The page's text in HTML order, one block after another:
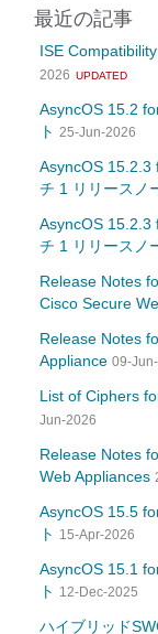
最近の記事
ISE
2026 UPDATED
AsyncOS 15.2
ト 25-Jun-2026
AsyncOS 15.2.3
チ 1 リリースノ
AsyncOS 15.2.3
チ 1 リリースノ
Release Notes
Cisco Secure
Release Notes
Appliance 09-
List of Ciphers
Jun-2026
Release Notes
Web Appliances
AsyncOS 15.5
ト 15-Apr-2026
AsyncOS 15.1
ト 12-Dec-2025
ハイブリッド